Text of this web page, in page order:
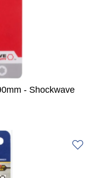
- Shockwave